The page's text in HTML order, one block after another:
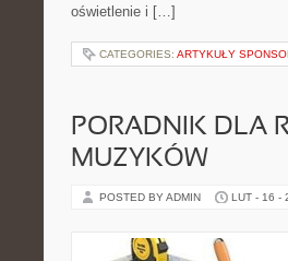
oświetlenie i […]
CATEGORIES: ARTYKUŁY
PORADNIK DLA
MUZYKÓW
POSTED BY ADMIN LUT - 16 -